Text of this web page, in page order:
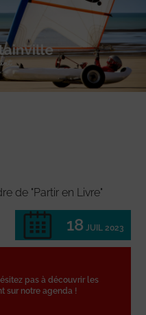
de "Partir en Livre"
18 JUIL 2023
pas à découvrir les
sur notre agenda !